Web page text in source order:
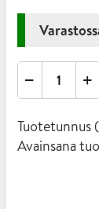
Käynnistysnaru
100m
määrä
Tuotetunnus
Avainsana